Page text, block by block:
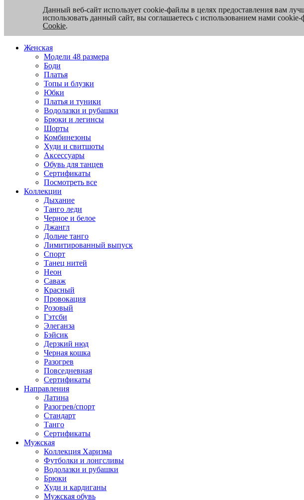
Женская
Модели 48 размера
Боди
Платья
Топы и блузки
Юбки
Платья и туники
Водолазки и рубашки
Брюки и легинсы
Шорты
Комбинезоны
Худи и свитшоты
Аксессуары
Обувь для танцев
Сертификаты
Посмотреть все
Коллекции
Дыхание
Танго леди
Черное и белое
Джангл
Дольче танго
Лимитированный выпуск
Спорт
Танец нитей
Неон
Саваж
Красный
Провокация
Розовый
Гэтсби
Элеганза
Бэйсик
Дерзкий нюд
Черная кошка
Разогрев
Повседневная
Сертификаты
Направления
Латина
Разогрев/спорт
Стандарт
Танго
Сертификаты
Мужская
Коллекция Харизма
Футболки и лонгсливы
Водолазки и рубашки
Брюки
Худи и кардиганы
Мужская обувь
Данный веб-сайт использует cookie-файлы в целях предоставления вам
использовать данный сайт, вы соглашаетесь с использованием нами
Cookie.